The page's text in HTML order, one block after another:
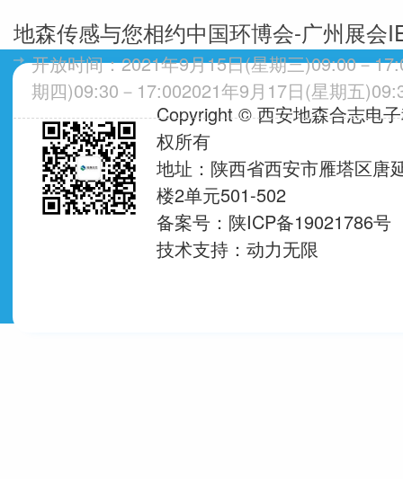
地森传感与您相约中国环博会-广州展会
开放时间：2021年9月15日(星期三)09:00－
期四)09:30－17:002021年9月17日(星期五
35000平方米（预计）...Copyright © 西安地森合志电
权所有
地址：陕西省西安市雁塔区唐
楼2单元501-502
备案号：陕ICP备19021786号
技术支持： 动力无限